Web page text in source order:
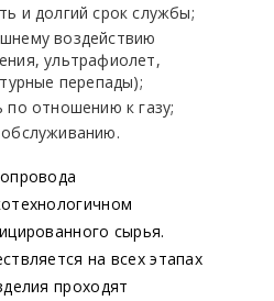
и долгий срок службы;
воздействию
ультрафиолет,
перепады);
по отношению к газу;
сырья.
на всех этапах
проходят